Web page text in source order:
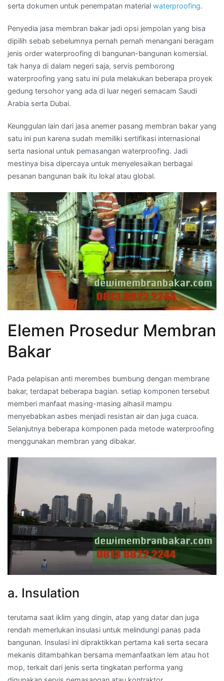
serta dokumen untuk penempatan material waterproofing.
Penyedia jasa membran bakar jadi opsi jempolan yang bisa
dipilih sebab sebelumnya pernah pernah menangani beragam
jenis order waterproofing di bangunan-bangunan komersial.
tak hanya di dalam negeri saja, servis pemborong
waterproofing yang satu ini pula melakukan beberapa proyek
gedung tersohor yang ada di luar negeri semacam Saudi
Arabia serta Dubai.
Keunggulan lain dari jasa anemer pasang membran bakar yang
satu ini pun karena sudah memiliki sertifikasi internasional
serta nasional untuk pemasangan waterproofing. Jadi
mestinya bisa dipercaya untuk menyelesaikan berbagai
pesanan bangunan baik itu lokal atau global.
Elemen Prosedur Membran
Bakar
Pada pelapisan anti merembes bumbung dengan membrane
bakar, terdapat beberapa bagian. setiap komponen tersebut
memberi manfaat masing-masing alhasil mampu
menyebabkan asbes menjadi resistan air dan juga cuaca.
Selanjutnya beberapa komponen pada metode waterproofing
menggunakan membran yang dibakar.
a. Insulation
terutama saat iklim yang dingin, atap yang datar dan juga
rendah memerlukan insulasi untuk melindungi panas pada
bangunan. Insulasi ini dipraktikkan pertama kali serta secara
mekanis ditambahkan bersama memanfaatkan lem atau hot
mop, terkait dari jenis serta tingkatan performa yang